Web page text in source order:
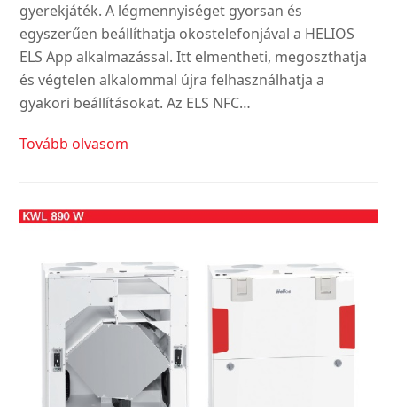
gyerekjáték. A légmennyiséget gyorsan és
egyszerűen beállíthatja okostelefonjával a HELIOS
ELS App alkalmazással. Itt elmentheti, megoszthatja
és végtelen alkalommal újra felhasználhatja a
gyakori beállításokat. Az ELS NFC…
Tovább olvasom